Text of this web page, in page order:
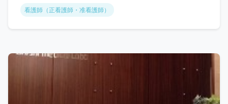
看護師（正看護師・准看護師）